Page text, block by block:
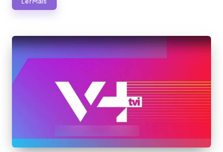
G
I
C
A